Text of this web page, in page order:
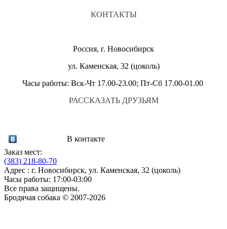
КОНТАКТЫ
Россия, г. Новосибирск
ул. Каменская, 32 (цоколь)
Часы работы: Вск-Чт 17.00-23.00; Пт-Сб 17.00-01.00
РАССКАЗАТЬ ДРУЗЬЯМ
В контакте
Заказ мест:
(383) 218-80-70
Адрес : г. Новосибирск, ул. Каменская, 32 (цоколь)
Часы работы: 17:00-03:00
Все права защищены.
Бродячая собака © 2007-2026